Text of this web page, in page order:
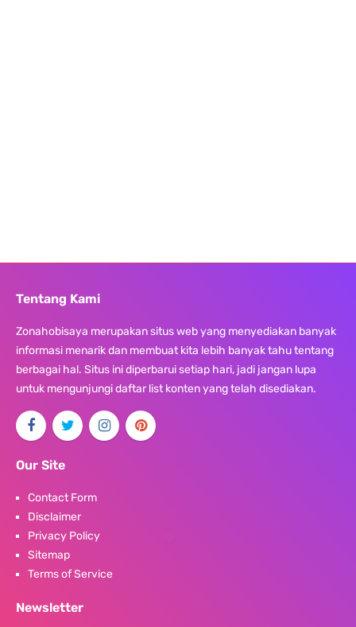
Tentang Kami
Zonahobisaya merupakan situs web yang menyediakan banyak
informasi menarik dan membuat kita lebih banyak tahu tentang
berbagai hal. Situs ini diperbarui setiap hari, jadi jangan lupa
untuk mengunjungi daftar list konten yang telah disediakan.
Our Site
Contact Form
Disclaimer
Privacy Policy
Sitemap
Terms of Service
Newsletter